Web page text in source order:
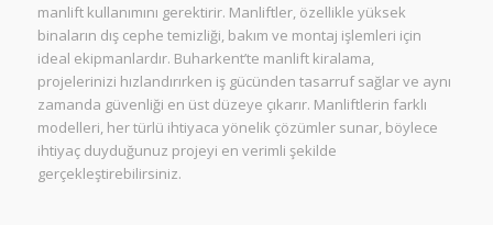
manlift kullanımını gerektirir. Manliftler, özellikle yüksek
binaların dış cephe temizliği, bakım ve montaj işlemleri için
ideal ekipmanlardır. Buharkent’te manlift kiralama,
projelerinizi hızlandırırken iş gücünden tasarruf sağlar ve aynı
zamanda güvenliği en üst düzeye çıkarır. Manliftlerin farklı
modelleri, her türlü ihtiyaca yönelik çözümler sunar, böylece
ihtiyaç duyduğunuz projeyi en verimli şekilde
gerçekleştirebilirsiniz.